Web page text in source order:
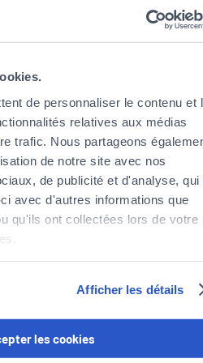
de personnaliser le contenu et
relatives aux médias
trafic. Nous partageons
de notre site avec nos
de publicité et d'analyse, qui
avec d'autres informations que
qu'ils ont collectées lors de votre
retirer votre consentement à tout
lien "gestion des cookies" en bas
Afficher les détails
les cookies
situation and advise you on
insurance
and flexible solutions tailored
our agency and we assist
procedures for